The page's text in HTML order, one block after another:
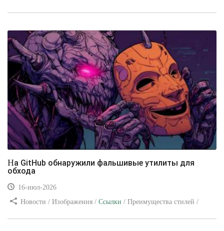
На GitHub обнаружили фальшивые утилиты для
обхода
16-июл-2026
Новости / Изображения / Ссылки / Преимущества стилей /